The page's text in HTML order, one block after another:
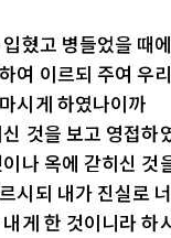
혔고 병들었을 때
여 이르되 주여 우
시게 하였나이까
것을 보고 영접
나 옥에 갇히신 것
시되 내가 진실로
게 한 것이니라 하